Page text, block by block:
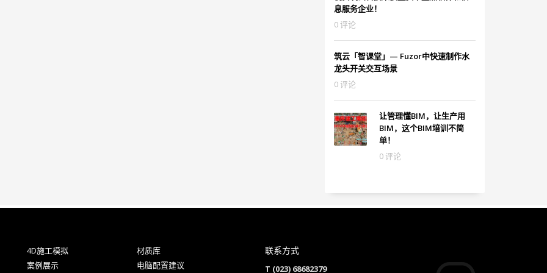
息服务企业！
0 评论
筑云「智课堂」— Fuzor中快速制作水
龙头开关交互场景
0 评论
让管理懂BIM，让生产用
BIM，这个BIM培训不简
单！
0 评论
4D施工模拟
材质库
案例展示
电脑配置建议
联系方式
T (023) 68682379